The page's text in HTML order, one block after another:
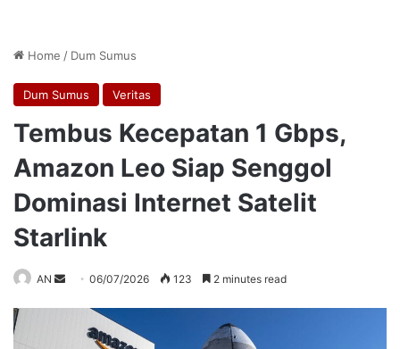
Home / Dum Sumus
Dum Sumus Veritas
Tembus Kecepatan 1 Gbps,
Amazon Leo Siap Senggol
Dominasi Internet Satelit
Starlink
AN
Send06/07/2026 123 2 minutes read